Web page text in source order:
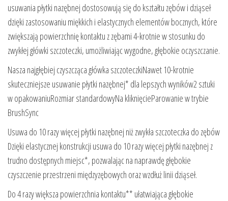
usuwania płytki nazębnej dostosowują się do kształtu zębów i dziąseł
dzięki zastosowaniu miękkich i elastycznych elementów bocznych, które
zwiększają powierzchnię kontaktu z zębami 4-krotnie w stosunku do
zwykłej główki szczoteczki, umożliwiając wygodne, głębokie oczyszczanie.
Nasza najgłębiej czyszcząca główka szczoteczkiNawet 10-krotnie
skuteczniejsze usuwanie płytki nazębnej* dla lepszych wyników2 sztuki
w opakowaniuRozmiar standardowyNa kliknięcieParowanie w trybie
BrushSync
Usuwa do 10 razy więcej płytki nazębnej niż zwykła szczoteczka do zębów
Dzięki elastycznej konstrukcji usuwa do 10 razy więcej płytki nazębnej z
trudno dostępnych miejsc*, pozwalając na naprawdę głębokie
czyszczenie przestrzeni międzyzębowych oraz wzdłuż linii dziąseł.
Do 4 razy większa powierzchnia kontaktu** ułatwiająca głębokie